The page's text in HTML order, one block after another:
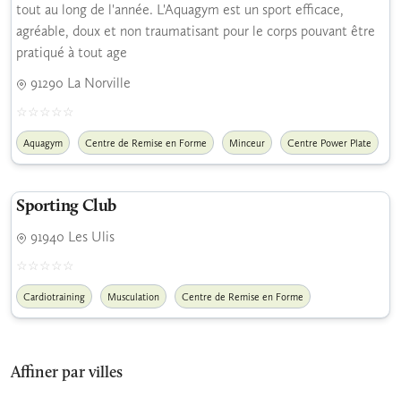
Affiner par villes
tout au long de l'année. L'Aquagym est un sport efficace,
agréable, doux et non traumatisant pour le corps pouvant être
pratiqué à tout age
91290 La Norville
Aquagym Centre de Remise en Forme Minceur Centre Power Plate
Sporting Club
91940 Les Ulis
Cardiotraining Musculation Centre de Remise en Forme